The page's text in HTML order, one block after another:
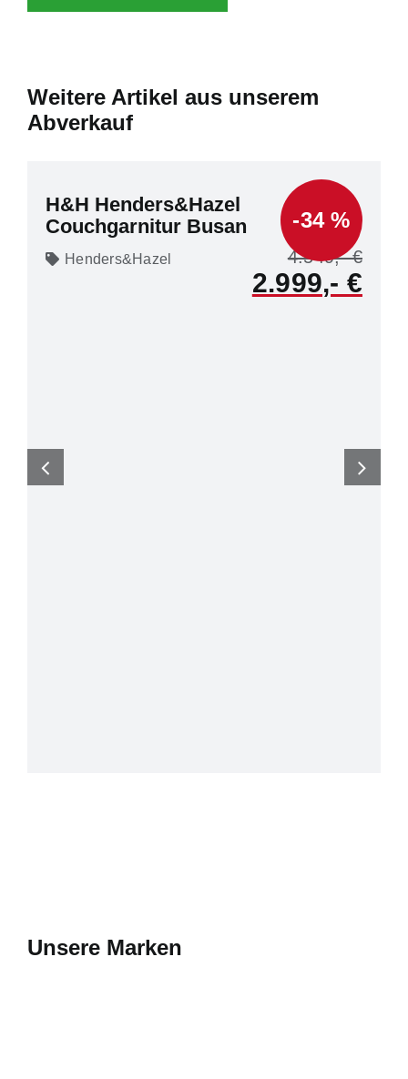
Weitere Artikel aus unserem
Abverkauf
H&H Henders&Hazel
Couchgarnitur Busan
-34 %
Henders&Hazel 4.549
2.999
Unsere Marken